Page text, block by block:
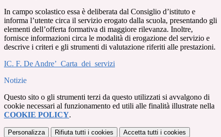
In campo scolastico essa è deliberata dal Consiglio d’istituto e
informa l’utente circa il servizio erogato dalla scuola, presentando gli
elementi dell’offerta formativa di maggiore rilevanza. Inoltre,
fornisce informazioni circa le modalità di erogazione del servizio e
descrive i criteri e gli strumenti di valutazione riferiti alle prestazioni.
IC. F. De Andre’_Carta_dei_servizi
Notizie
Questo sito o gli strumenti terzi da questo utilizzati si avvalgono di
cookie necessari al funzionamento ed utili alle finalità illustrate nella
COOKIE POLICY.
Personalizza Rifiuta tutti i cookies Accetta tutti i cookies